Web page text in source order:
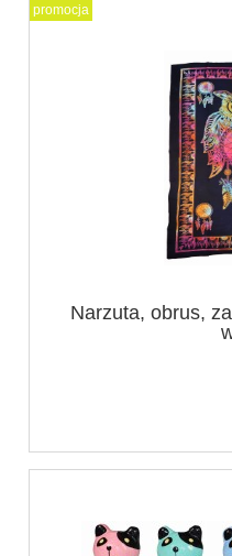
Narzuta, obrus,
promocja